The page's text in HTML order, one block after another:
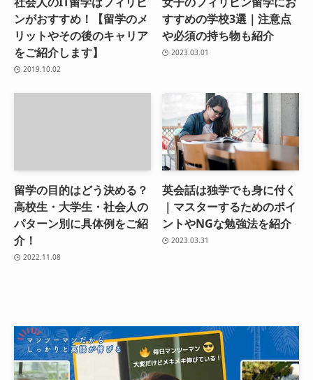
ンがおすすめ！【留学のメ
リットやその後のキャリア
をご紹介します】
2019.10.02
すすめの学校3選｜注意点
や必須の持ち物も紹介
2023.03.01
留学の目的はどう決める？
高校生・大学生・社会人の
パターン別に具体例をご紹
介！
2022.11.08
英会話は独学でも身に付く
｜マスターするためのポイ
ントやNGな勉強法を紹介
2023.03.31